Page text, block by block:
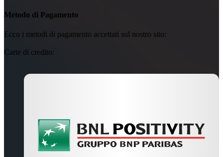
Metodo di Pagamento
Ecco i metodi di pagamento accettati sul nostro sito:
Carte di credito: